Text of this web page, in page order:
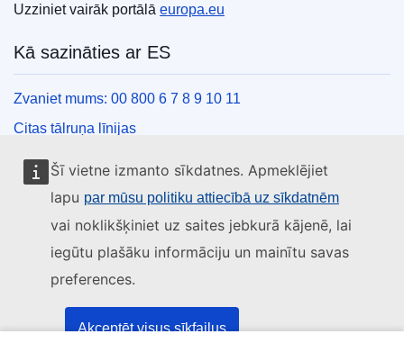
Šī vietne izmanto sīkdatnes. Apmeklējiet
lapu par mūsu politiku attiecībā uz sīkdatnēm
vai noklikšķiniet uz saites jebkurā kājenē, lai
iegūtu plašāku informāciju un mainītu savas
preferences.
Akceptēt visus sīkfailus
Uzziniet vairāk portālā europa.eu
Kā sazināties ar ES
Zvaniet mums: 00 800 6 7 8 9 10 11
Citas tālruņa līnijas
Saziņas veidlapa
ES centru kontaktinformācija
Sociālie mediji
ES konti sociālajos medijos
ES iestādes un struktūras